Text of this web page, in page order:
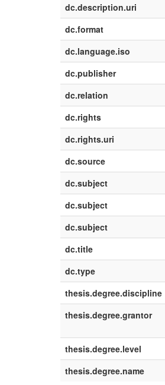
dc.description.uri
dc.format
dc.language.iso
dc.publisher
dc.relation
dc.rights
dc.rights.uri
dc.source
dc.subject
dc.subject
dc.subject
dc.title
dc.type
thesis.degree.discipline
thesis.degree.grantor
thesis.degree.level
thesis.degree.name